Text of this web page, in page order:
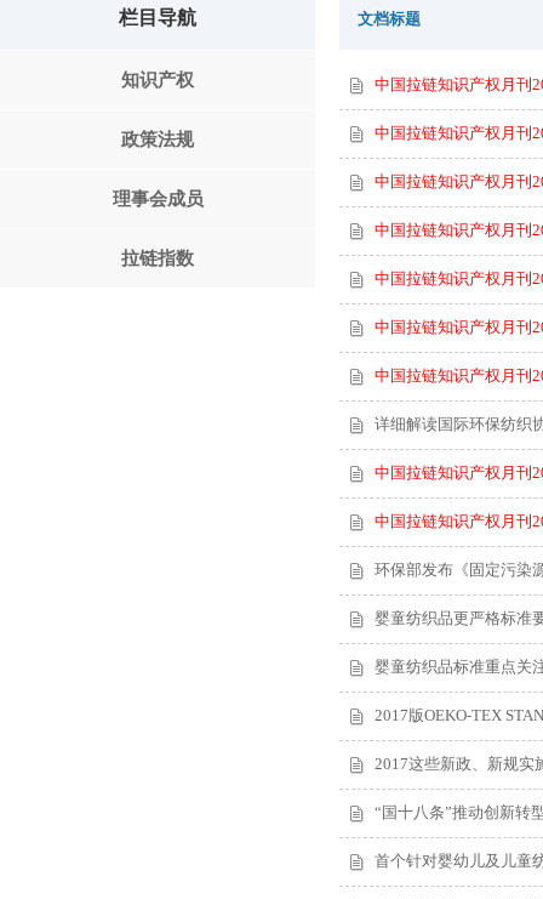
栏目导航
知识产权
政策法规
理事会成员
拉链指数
文档标题
中国拉链知识产权月刊
中国拉链知识产权月刊
中国拉链知识产权月刊
中国拉链知识产权月刊
中国拉链知识产权月刊
中国拉链知识产权月刊
中国拉链知识产权月刊
详细解读国际环保纺织
中国拉链知识产权月刊
中国拉链知识产权月刊
环保部发布《固定污染
婴童纺织品更严格标准
婴童纺织品标准重点关
2017版OEKO-TEX
2017这些新政、新规
“国十八条”推动创新转
首个针对婴幼儿及儿童